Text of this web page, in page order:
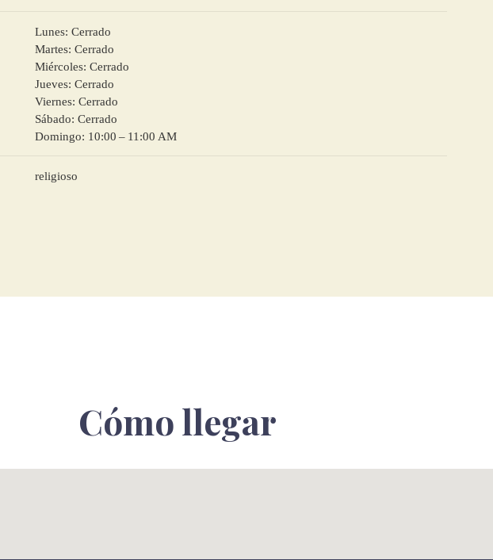
Lunes: Cerrado
Martes: Cerrado
Miércoles: Cerrado
Jueves: Cerrado
Viernes: Cerrado
Sábado: Cerrado
Domingo: 10:00 – 11:00 AM
religioso
Cómo llegar